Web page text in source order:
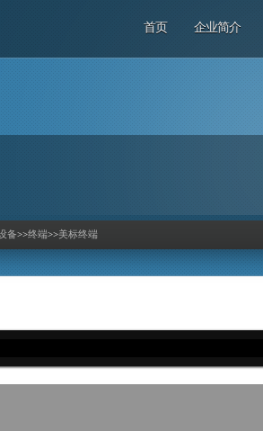
首页 企业简介
备>>终端>>美标终端